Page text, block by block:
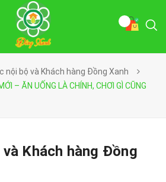
nội bộ và Khách hàng Đồng Xanh
– ĂN UỐNG LÀ CHÍNH, CHƠI GÌ CŨNG
Khách hàng Đồng